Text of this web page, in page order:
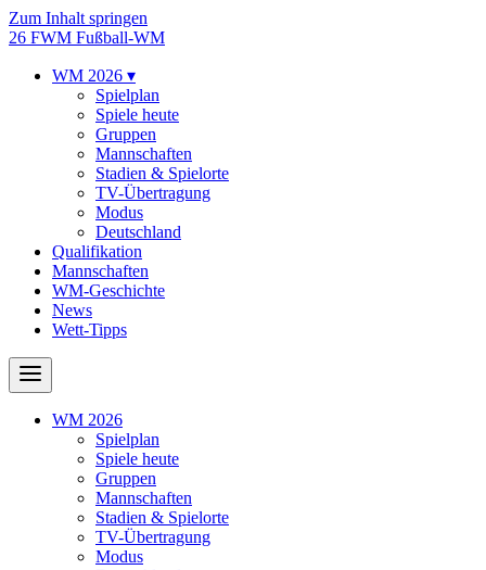
Zum Inhalt springen
26 FWM Fußball-WM
WM 2026 ▾
Spielplan
Spiele heute
Gruppen
Mannschaften
Stadien & Spielorte
TV-Übertragung
Modus
Deutschland
Qualifikation
Mannschaften
WM-Geschichte
News
Wett-Tipps
WM 2026
Spielplan
Spiele heute
Gruppen
Mannschaften
Stadien & Spielorte
TV-Übertragung
Modus